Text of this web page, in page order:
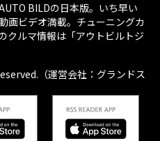
BILDの日本版。いち早い
画ビデオ満載。チューニングカ
クルマ情報は「アウトビルトジ
（運営会社：グランドス